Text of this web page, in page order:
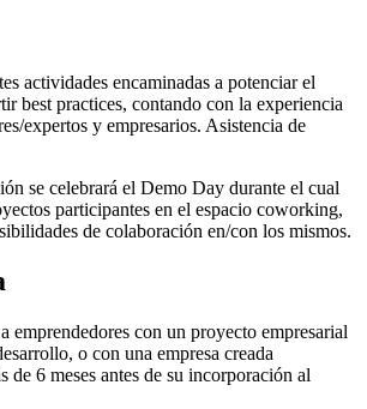
actividades encaminadas a potenciar el
best practices, contando con la experiencia
expertos y empresarios. Asistencia de
se celebrará el Demo Day durante el cual
participantes en el espacio coworking,
de colaboración en/con los mismos.
emprendedores con un proyecto empresarial
o con una empresa creada
de 6 meses antes de su incorporación al